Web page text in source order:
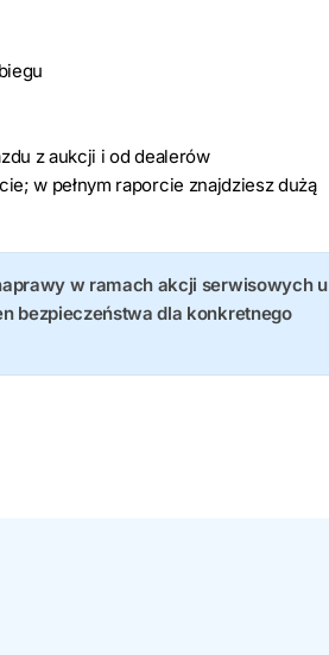
z aukcji i od dealerów
w pełnym raporcie znajdziesz dużą
w ramach akcji serwisowych u
bezpieczeństwa dla konkretnego